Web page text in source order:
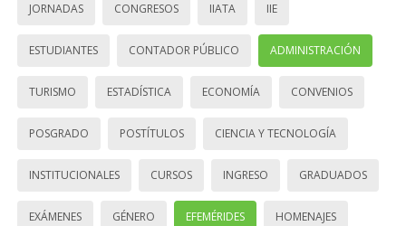
JORNADAS CONGRESOS IIATA IIE
ESTUDIANTES CONTADOR PÚBLICO ADMINISTRACIÓN
TURISMO ESTADÍSTICA ECONOMÍA CONVENIOS
POSGRADO POSTÍTULOS CIENCIA Y TECNOLOGÍA
INSTITUCIONALES CURSOS INGRESO GRADUADOS
EXÁMENES GÉNERO EFEMÉRIDES HOMENAJES